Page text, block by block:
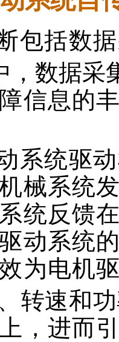
包括数
，数据采
信息的
系统驱
械系统
统反馈
动系统
为电机
转速和
，进而